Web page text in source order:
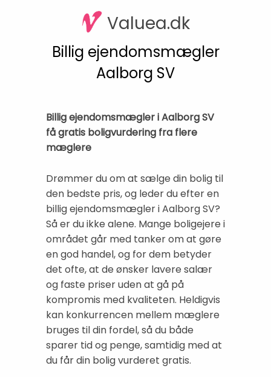
Valuea.dk
Billig ejendomsmægler
Aalborg SV
Billig ejendomsmægler i Aalborg SV
få gratis boligvurdering fra flere
mæglere
Drømmer du om at sælge din bolig til
den bedste pris, og leder du efter en
billig ejendomsmægler i Aalborg SV?
Så er du ikke alene. Mange bolig­ejere i
området går med tanker om at gøre
en god handel, og for dem betyder
det ofte, at de ønsker lavere salær
og faste priser uden at gå på
kompromis med kvaliteten. Heldigvis
kan konkurrencen mellem mæglere
bruges til din fordel, så du både
sparer tid og penge, samtidig med at
du får din bolig vurderet gratis.